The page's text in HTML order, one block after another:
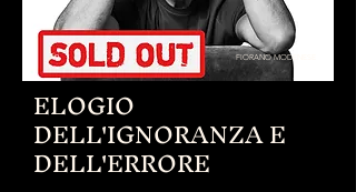
FIORANO MODENESE
ELOGIO
DELL'IGNORANZA E
DELL'ERRORE